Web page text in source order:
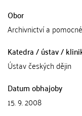
Obor
Archivnictví a
Katedra / ústav /
Ústav českých dějin
Datum obhajoby
15. 9. 2008